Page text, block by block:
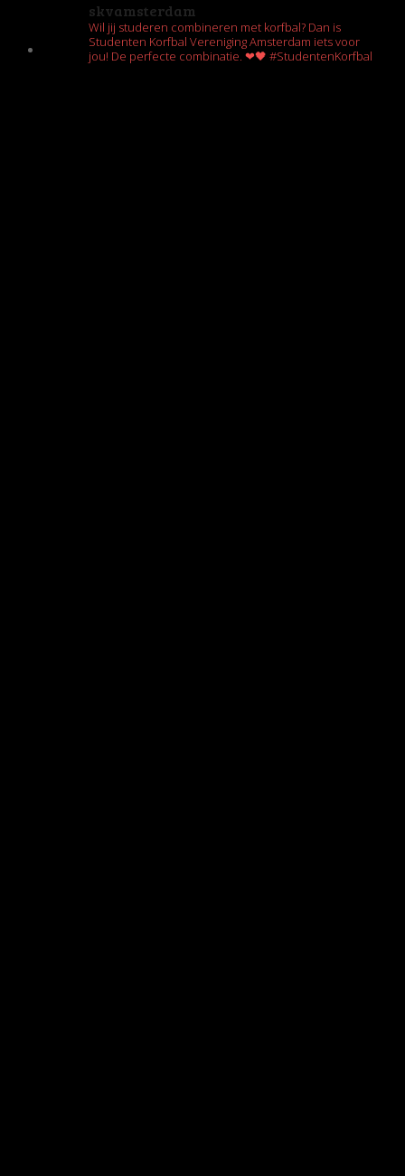
skvamsterdam
Wil jij studeren combineren met korfbal? Dan is
Studenten Korfbal Vereniging Amsterdam iets voor
jou! De perfecte combinatie. ❤🖤 #StudentenKorfbal